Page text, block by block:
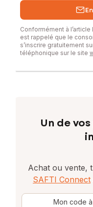
Conformément à
est rappelé que le
s’inscrire gratuitement
téléphonique sur le site
Un de
Achat ou vente,
SAFTI Connect
Mon code